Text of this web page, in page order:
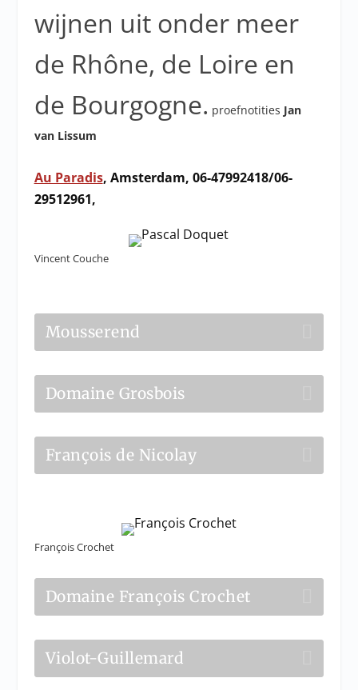
wijnen uit onder meer
de Rhône, de Loire en
de Bourgogne. proefnotities Jan
van Lissum
Au Paradis, Amsterdam, 06-47992418/06-
29512961,
Vincent Couche
Mousserend
Domaine Grosbois
François de Nicolay
François Crochet
Domaine François Crochet
Violot-Guillemard